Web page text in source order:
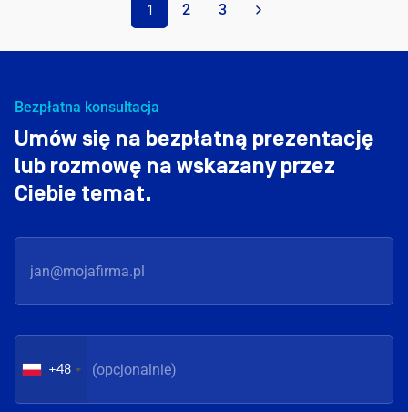
1 2 3
Bezpłatna konsultacja
Umów się na bezpłatną prezentację
lub rozmowę na wskazany przez
Ciebie temat.
+48